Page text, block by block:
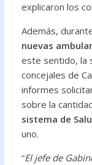
explicaron los
Además,
nuevas
este sentido, la
concejales de
informes
sobre la
sistema de
uno.
“El jefe de